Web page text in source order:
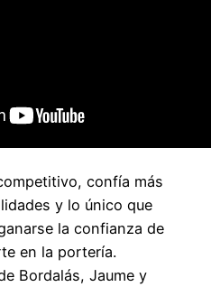
confía más
y lo único que
la confianza de
en la portería.
Bordalás, Jaume y